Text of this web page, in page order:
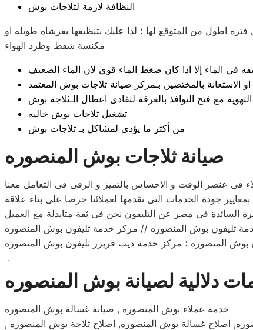
النظافة لازمة لثلاجات بوش
اطول من المتوقع لها ؛ لذا عليك بتنظيفها بفرشاه طويله او
مكنسة شفط وطرد الهواء
في الماء إلا اذا كان ضغط الماء قوي لان الماء الضعيف
او الاستعانة بالمختصين بـمركز صيانة ثلاجات بوش المعتمد
تشغيل ثلاجات بوش خاليه
من أكثر ما يؤدى لمشاكل بـ ثلاجات بوش
صيانة ثلاجات بوش المنصوره
بوش المنصوره ؛ مركز خدمة ديب فريزر تليفون بوش المنصوره
.
دلالية لصيانة بوش المنصوره
خدمة عملاء بوش المنصوره , صيانة غسالة بوش المنصوره
اصلاح غسالة بوش المنصوره, اصلاح ثلاجة بوش المنصوره